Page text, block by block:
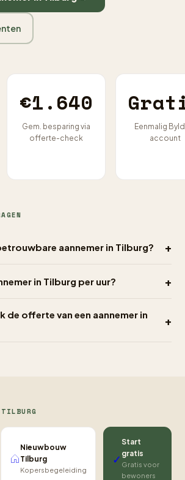
€1.640
Gem. besparing via
offerte-check
Eenmalig
account
aannemer in Tilburg? +
in Tilburg per uur? +
de offerte van een aannemer in
+
Nieuwbouw
Tilburg
Kopersbegeleiding
✓
Start
gratis
Gratis voor
bewoners